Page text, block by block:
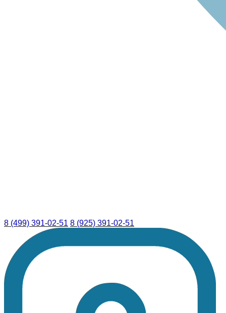
8 (499) 391-02-51 8 (925) 391-02-51